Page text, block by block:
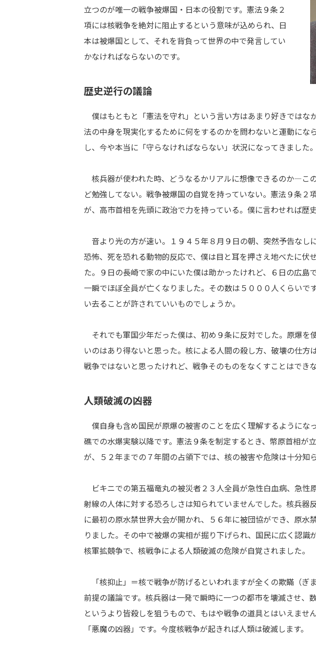
立つのが唯一の戦争被爆国・日本の役割です。憲法９条２
項には核戦争を絶対に阻止するという意味が込められ、日
本は被爆国として、それを背負って世界の中で発言してい
かなければならないのです。
歴史逆行の議論
僕はもともと「憲法を守れ」という言い方はあまり好きではな
法の中身を現実化するために何をするのかを問わないと運動にな
し、今や本当に「守らなければならない」状況になってきました。
核兵器が使われた時、どうなるかリアルに想像できるのか―こ
ど勉強してない。戦争被爆国の自覚を持っていない。憲法９条２
が、高市首相を先頭に政治で力を持っている。僕に言わせれば歴
音より光の方が速い。１９４５年８月９日の朝、突然予告なし
恐怖、死を恐れる動物的反応で、僕は目と耳を押さえ地べたに伏
た。９日の長崎で家の中にいた僕は助かったけれど、６日の広島
一瞬でほぼ全員が亡くなりました。その数は５０００人くらいで
い去ることが許されていいものでしょうか。
それでも軍国少年だった僕は、初め９条に反対でした。原爆を
いのはあり得ないと思った。核による人間の殺し方、破壊の仕方
戦争ではないと思ったけれど、戦争そのものをなくすことはでき
人類破滅の凶器
僕自身も含め国民が原爆の被害のことを広く理解するようにな
礁での水爆実験以降です。憲法９条を制定するとき、幣原首相が
が、５２年までの７年間の占領下では、核の被害や危険は十分知
ビキニでの第五福竜丸の被災者２３人全員が急性白血病、急性
射線の人体に対する恐ろしさは知られていませんでした。核兵器
に最初の原水禁世界大会が開かれ、５６年に被団協ができ、原水
りました。その中で被爆の実相が掘り下げられ、国民に広く認識
核軍拡競争で、核戦争による人類破滅の危険が自覚されました。
「核抑止」＝核で戦争が防げるといわれますが全くの欺瞞（ぎ
前提の議論です。核兵器は一発で瞬時に一つの都市を壊滅させ、
というより皆殺しを狙うもので、もはや戦争の道具とはいえませ
「悪魔の凶器」です。今度核戦争が起きれば人類は破滅します。